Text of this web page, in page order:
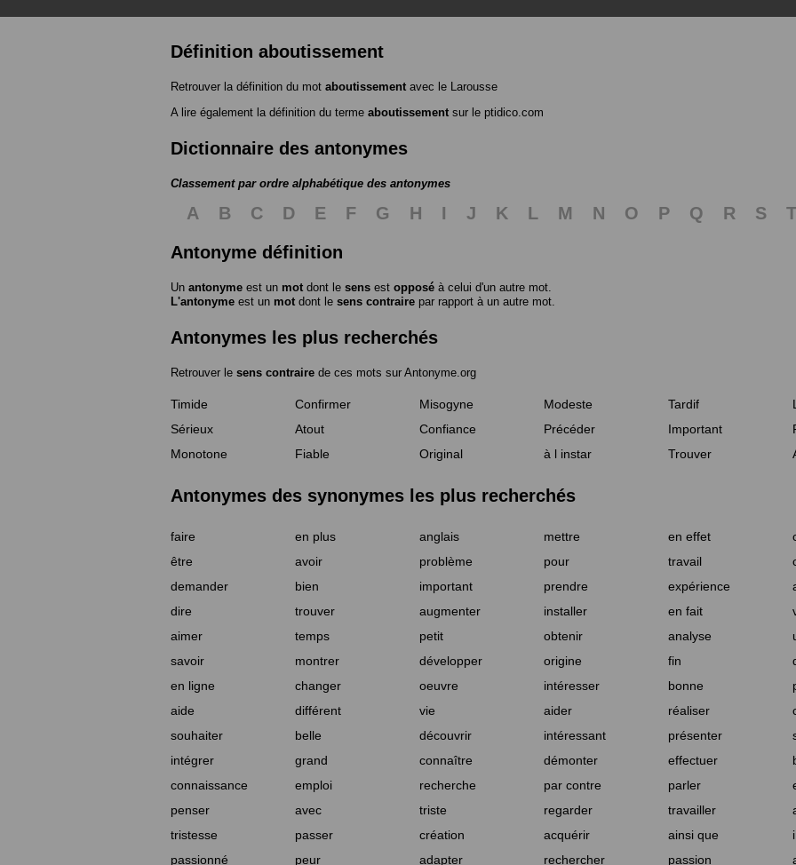
Définition aboutissement
Retrouver la définition du mot aboutissement avec le Larousse
A lire également la définition du terme aboutissement sur le ptidico.com
Dictionnaire des antonymes
Classement par ordre alphabétique des antonymes
A B C D E F G H I J K L M N O P Q R S T
Antonyme définition
Un antonyme est un mot dont le sens est opposé à celui d'un autre mot.
L'antonyme est un mot dont le sens contraire par rapport à un autre mot.
Antonymes les plus recherchés
Retrouver le sens contraire de ces mots sur Antonyme.org
Timide Confirmer Misogyne Modeste Tardif
Sérieux
Atout Confiance Précéder Important
Monotone
Fiable Original à l instar Trouver
Antonymes des synonymes les plus recherchés
faire en plus anglais mettre en effet
être
avoir problème pour travail
demander
bien important prendre expérience
dire
trouver augmenter installer en fait
aimer
temps petit obtenir analyse
savoir
montrer développer origine fin
en ligne
changer oeuvre intéresser bonne
aide
différent vie aider réaliser
souhaiter
belle découvrir intéressant présenter
intégrer
grand connaître démonter effectuer
connaissance
emploi recherche par contre parler
penser
avec triste regarder travailler
tristesse
passer création acquérir ainsi que
passionné
peur adapter rechercher passion